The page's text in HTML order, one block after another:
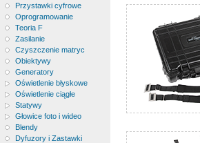
Przystawki cyfrowe
Oprogramowanie
Teoria F
Zasilanie
Czyszczenie matryc
Obiektywy
Generatory
Oświetlenie błyskowe
Oświetlenie ciągłe
Statywy
Głowice foto i wideo
Blendy
Dyfuzory i Zastawki